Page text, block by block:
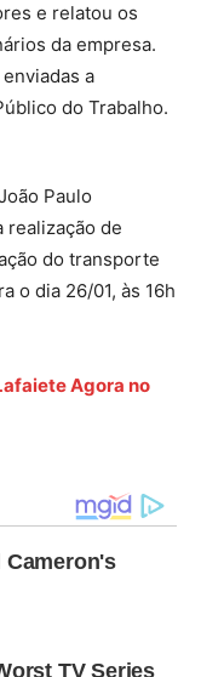
e relatou os
da empresa.
a
do Trabalho.
Paulo
realização de
do transporte
o dia 26/01, às 16h
Agora no